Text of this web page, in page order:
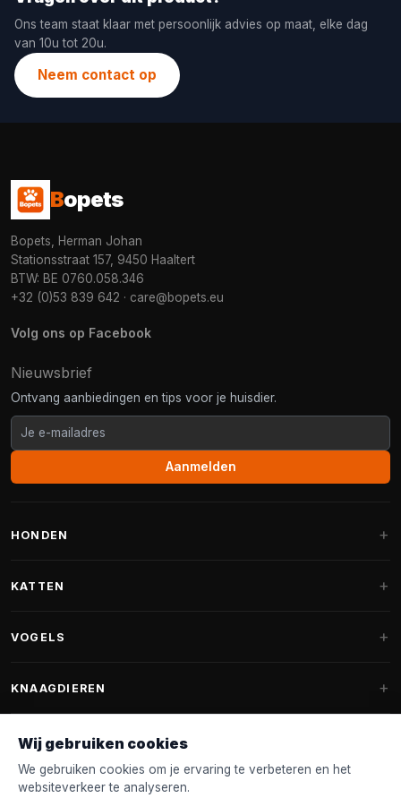
Ons team staat klaar met persoonlijk advies op maat, elke dag
van 10u tot 20u.
Neem contact op
Bopets
Bopets, Herman Johan
Stationsstraat 157, 9450 Haaltert
BTW: BE 0760.058.346
+32 (0)53 839 642 · care@bopets.eu
Volg ons op Facebook
Nieuwsbrief
Ontvang aanbiedingen en tips voor je huisdier.
Aanmelden
HONDEN
Fantail hondenmanden
Hondenspeelgoed
Halsband & Lijn
KATTEN
Krabpalen voor Maine Coon
Kattenmanden
VOGELS
Vogelvoer binnenvogels
Voederhuisjes
Nestkastjes & Nesting
KNAAGDIEREN
Knaagdierenvoer
Wij gebruiken cookies
We gebruiken cookies om je ervaring te verbeteren en het
websiteverkeer te analyseren.